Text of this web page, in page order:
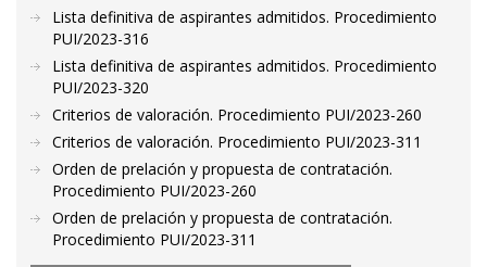
Lista definitiva de aspirantes admitidos. Procedimiento
PUI/2023-316
Lista definitiva de aspirantes admitidos. Procedimiento
PUI/2023-320
Criterios de valoración. Procedimiento PUI/2023-260
Criterios de valoración. Procedimiento PUI/2023-311
Orden de prelación y propuesta de contratación.
Procedimiento PUI/2023-260
Orden de prelación y propuesta de contratación.
Procedimiento PUI/2023-311